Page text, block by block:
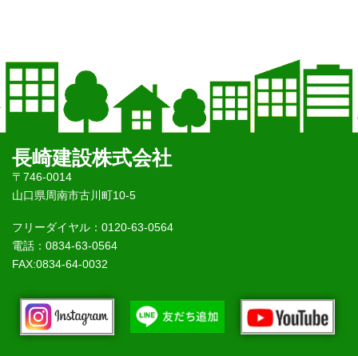
長崎建設株式会社
〒746-0014
山口県周南市古川町10-5
フリーダイヤル：0120-63-0564
電話：0834-63-0564
FAX:0834-64-0032